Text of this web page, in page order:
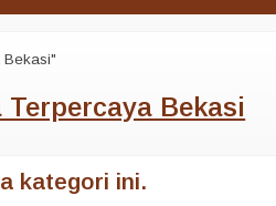
Bekasi"
Bekasi
kategori ini.